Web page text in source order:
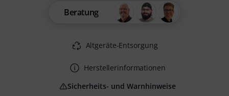
Beratung
Altgeräte-Entsorgung
Herstellerinformationen
Sicherheits- und Warnhinweise